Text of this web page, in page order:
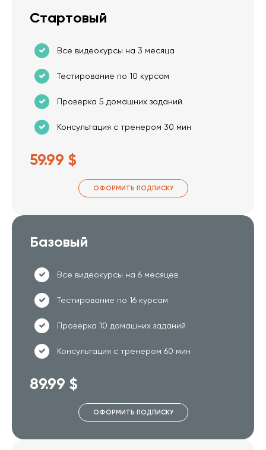
Стартовый
Все видеокурсы на 3 месяца
Тестирование по 10 курсам
Проверка 5 домашних заданий
Консультация с тренером 30 мин
59.99 $
ОФОРМИТЬ ПОДПИСКУ
Базовый
Все видеокурсы на 6 месяцев
Тестирование по 16 курсам
Проверка 10 домашних заданий
Консультация с тренером 60 мин
89.99 $
ОФОРМИТЬ ПОДПИСКУ